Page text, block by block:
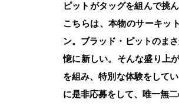
ピットがタッグを組んで挑
こちらは、本物のサーキッ
ン。ブラッド・ピットのま
憶に新しい。そんな盛り上
を組み、特別な体験をして
に是非応募をして、唯一無